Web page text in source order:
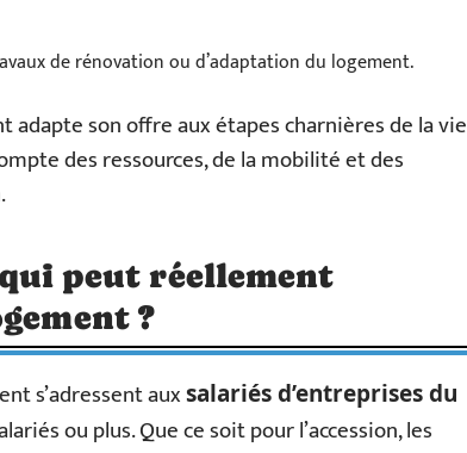
de rénovation ou d’adaptation du logement.
son offre aux étapes charnières de la vie
des ressources, de la mobilité et des
peut réellement
?
s’adressent auxsalariés d’entreprises du
ou plus. Que ce soit pour l’accession, les